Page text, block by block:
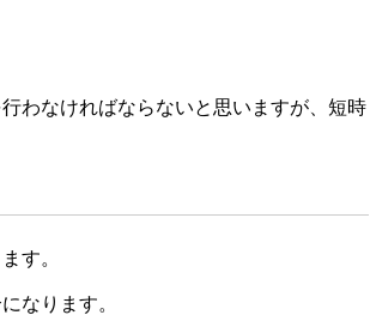
わなければならないと思いますが、短時
す。
なります。